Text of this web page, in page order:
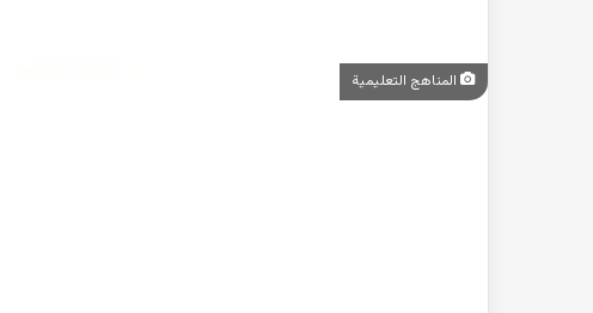
المناهج التعليمية